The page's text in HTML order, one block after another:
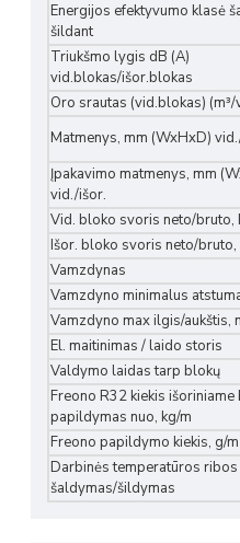
Energijos efektyvumo klasė
šildant
Triukšmo lygis dB (A)
vid.blokas/išor.blokas
Oro srautas (vid.blokas) (m³/
Matmenys, mm (WxHxD)
Įpakavimo matmenys, mm
vid./išor.
Vid. bloko svoris neto/bruto,
Išor. bloko svoris neto/bruto,
Vamzdynas
Vamzdyno minimalus
Vamzdyno max ilgis/aukštis,
El. maitinimas / laido storis
Valdymo laidas tarp blokų
Freono R32 kiekis išoriniame
papildymas nuo, kg/m
Freono papildymo kiekis, g/m
Darbinės temperatūros ribos
šaldymas/šildymas